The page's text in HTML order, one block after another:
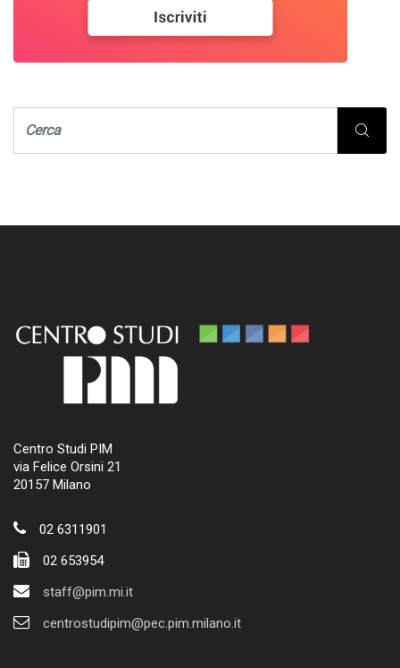
Centro Studi PIM
via Felice Orsini 21
20157 Milano
02 6311901
02 653954
staff@pim.mi.it
centrostudipim@pec.pim.milano.it